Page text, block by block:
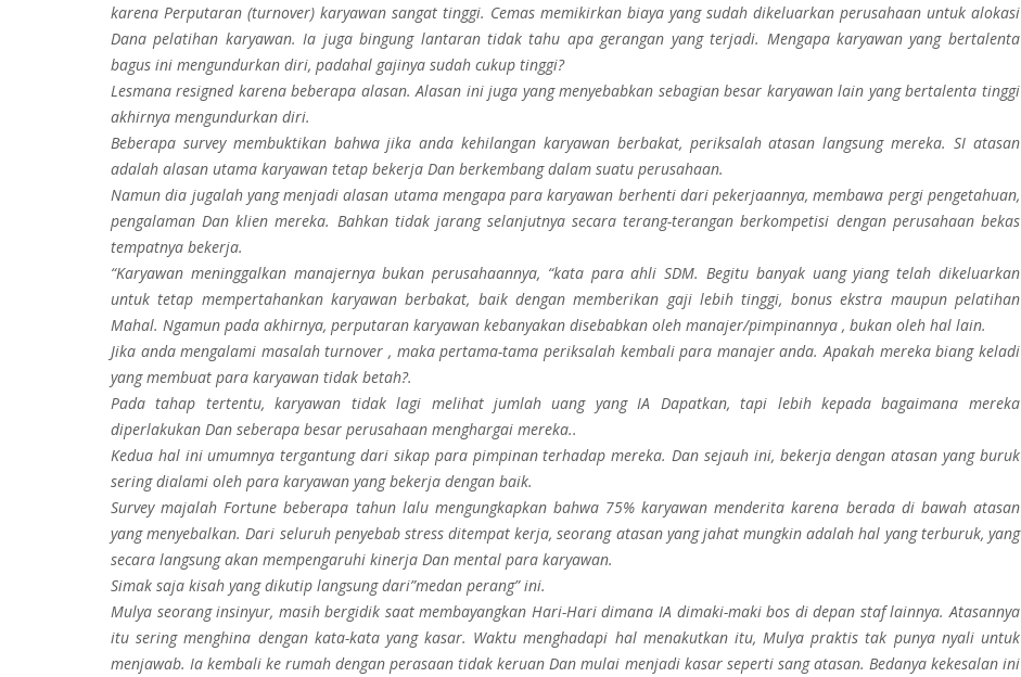
karena Perputaran (turnover) karyawan sangat tinggi. Cemas memikirkan biaya yang sudah dikeluarkan perusahaan untuk alokasi
Dana pelatihan karyawan. Ia juga bingung lantaran tidak tahu apa gerangan yang terjadi. Mengapa karyawan yang bertalenta
bagus ini mengundurkan diri, padahal gajinya sudah cukup tinggi?
Lesmana resigned karena beberapa alasan. Alasan ini juga yang menyebabkan sebagian besar karyawan lain yang bertalenta tinggi
akhirnya mengundurkan diri.
Beberapa survey membuktikan bahwa jika anda kehilangan karyawan berbakat, periksalah atasan langsung mereka. SI atasan
adalah alasan utama karyawan tetap bekerja Dan berkembang dalam suatu perusahaan.
Namun dia jugalah yang menjadi alasan utama mengapa para karyawan berhenti dari pekerjaannya, membawa pergi pengetahuan,
pengalaman Dan klien mereka. Bahkan tidak jarang selanjutnya secara terang-terangan berkompetisi dengan perusahaan bekas
tempatnya bekerja.
“Karyawan meninggalkan manajernya bukan perusahaannya, “kata para ahli SDM. Begitu banyak uang yiang telah dikeluarkan
untuk tetap mempertahankan karyawan berbakat, baik dengan memberikan gaji lebih tinggi, bonus ekstra maupun pelatihan
Mahal. Ngamun pada akhirnya, perputaran karyawan kebanyakan disebabkan oleh manajer/pimpinannya , bukan oleh hal lain.
Jika anda mengalami masalah turnover , maka pertama-tama periksalah kembali para manajer anda. Apakah mereka biang keladi
yang membuat para karyawan tidak betah?.
Pada tahap tertentu, karyawan tidak lagi melihat jumlah uang yang IA Dapatkan, tapi lebih kepada bagaimana mereka
diperlakukan Dan seberapa besar perusahaan menghargai mereka..
Kedua hal ini umumnya tergantung dari sikap para pimpinan terhadap mereka. Dan sejauh ini, bekerja dengan atasan yang buruk
sering dialami oleh para karyawan yang bekerja dengan baik.
Survey majalah Fortune beberapa tahun lalu mengungkapkan bahwa 75% karyawan menderita karena berada di bawah atasan
yang menyebalkan. Dari seluruh penyebab stress ditempat kerja, seorang atasan yang jahat mungkin adalah hal yang terburuk, yang
secara langsung akan mempengaruhi kinerja Dan mental para karyawan.
Simak saja kisah yang dikutip langsung dari”medan perang” ini.
Mulya seorang insinyur, masih bergidik saat membayangkan Hari-Hari dimana IA dimaki-maki bos di depan staf lainnya. Atasannya
itu sering menghina dengan kata-kata yang kasar. Waktu menghadapi hal menakutkan itu, Mulya praktis tak punya nyali untuk
menjawab. Ia kembali ke rumah dengan perasaan tidak keruan Dan mulai menjadi kasar seperti sang atasan. Bedanya kekesalan ini